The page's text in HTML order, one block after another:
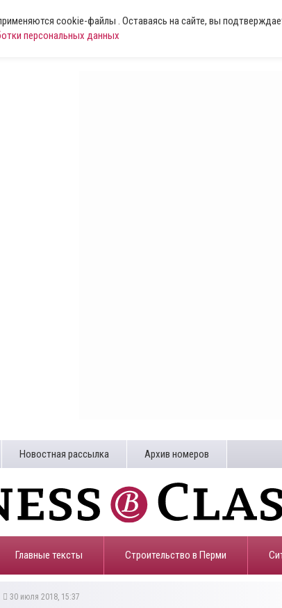
cookie-файлы . Оставаясь на сайте, вы
персональных данных
Новостная рассылка Архив номеров
Главные тексты Строительство в Перми
30 июля 2018, 15:37